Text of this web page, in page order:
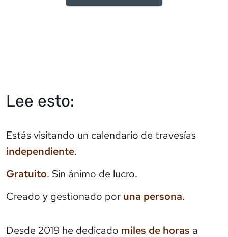
Lee esto:
Estás visitando un calendario de travesías
independiente.
Gratuito. Sin ánimo de lucro.
Creado y gestionado por una persona.
Desde 2019 he dedicado miles de horas a